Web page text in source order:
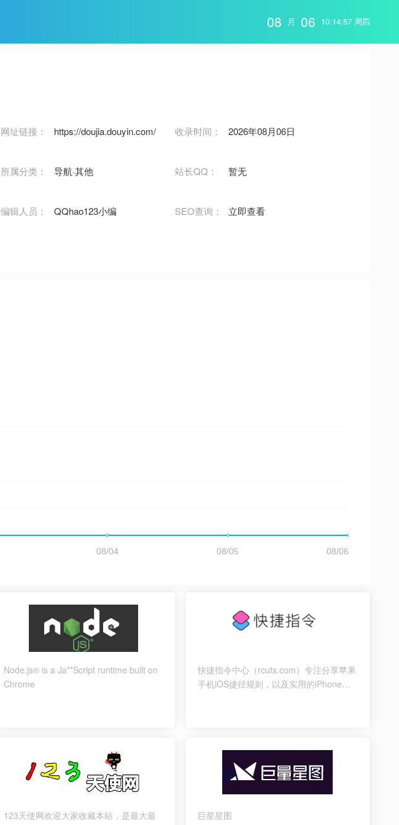
08 月 06 10:14:57 周四
网址链接： https://doujia.douyin.com/ 收录时间： 2026年08月06日
所属分类： 导航·其他 站长QQ： 暂无
编辑人员： QQhao123小编 SEO查询： 立即查看
Node.js® is a Ja**Script runtime built on
Chrome
快捷指令中心（rcuts.com）专注分享苹果
手机iOS捷径规则，以及实用的iPhone快
123天使网欢迎大家收藏本站，是最大最
巨星星图